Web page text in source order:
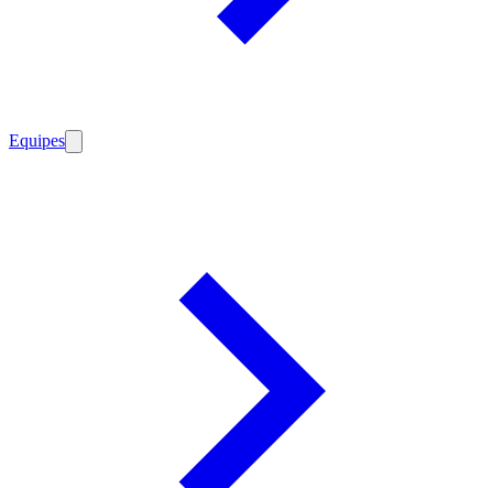
Equipes